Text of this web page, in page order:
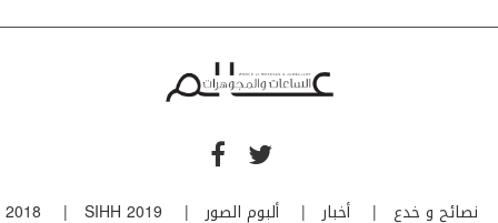
نصائح و خدع أخبار ألبوم الصور SIHH 2019